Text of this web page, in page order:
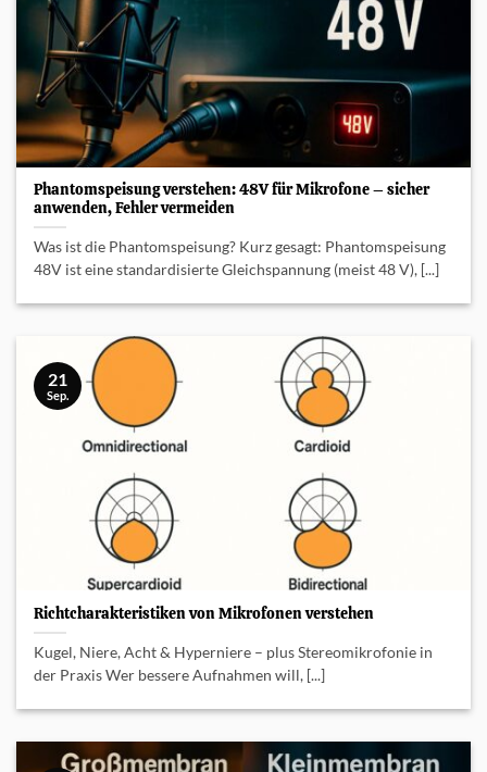
Phantomspeisung verstehen: 48V für Mikrofone – sicher
anwenden, Fehler vermeiden
Was ist die Phantomspeisung? Kurz gesagt: Phantomspeisung
48V ist eine standardisierte Gleichspannung (meist 48 V), [...]
Richtcharakteristiken von Mikrofonen verstehen
Kugel, Niere, Acht & Hyperniere – plus Stereomikrofonie in
der Praxis Wer bessere Aufnahmen will, [...]
21
Sep.